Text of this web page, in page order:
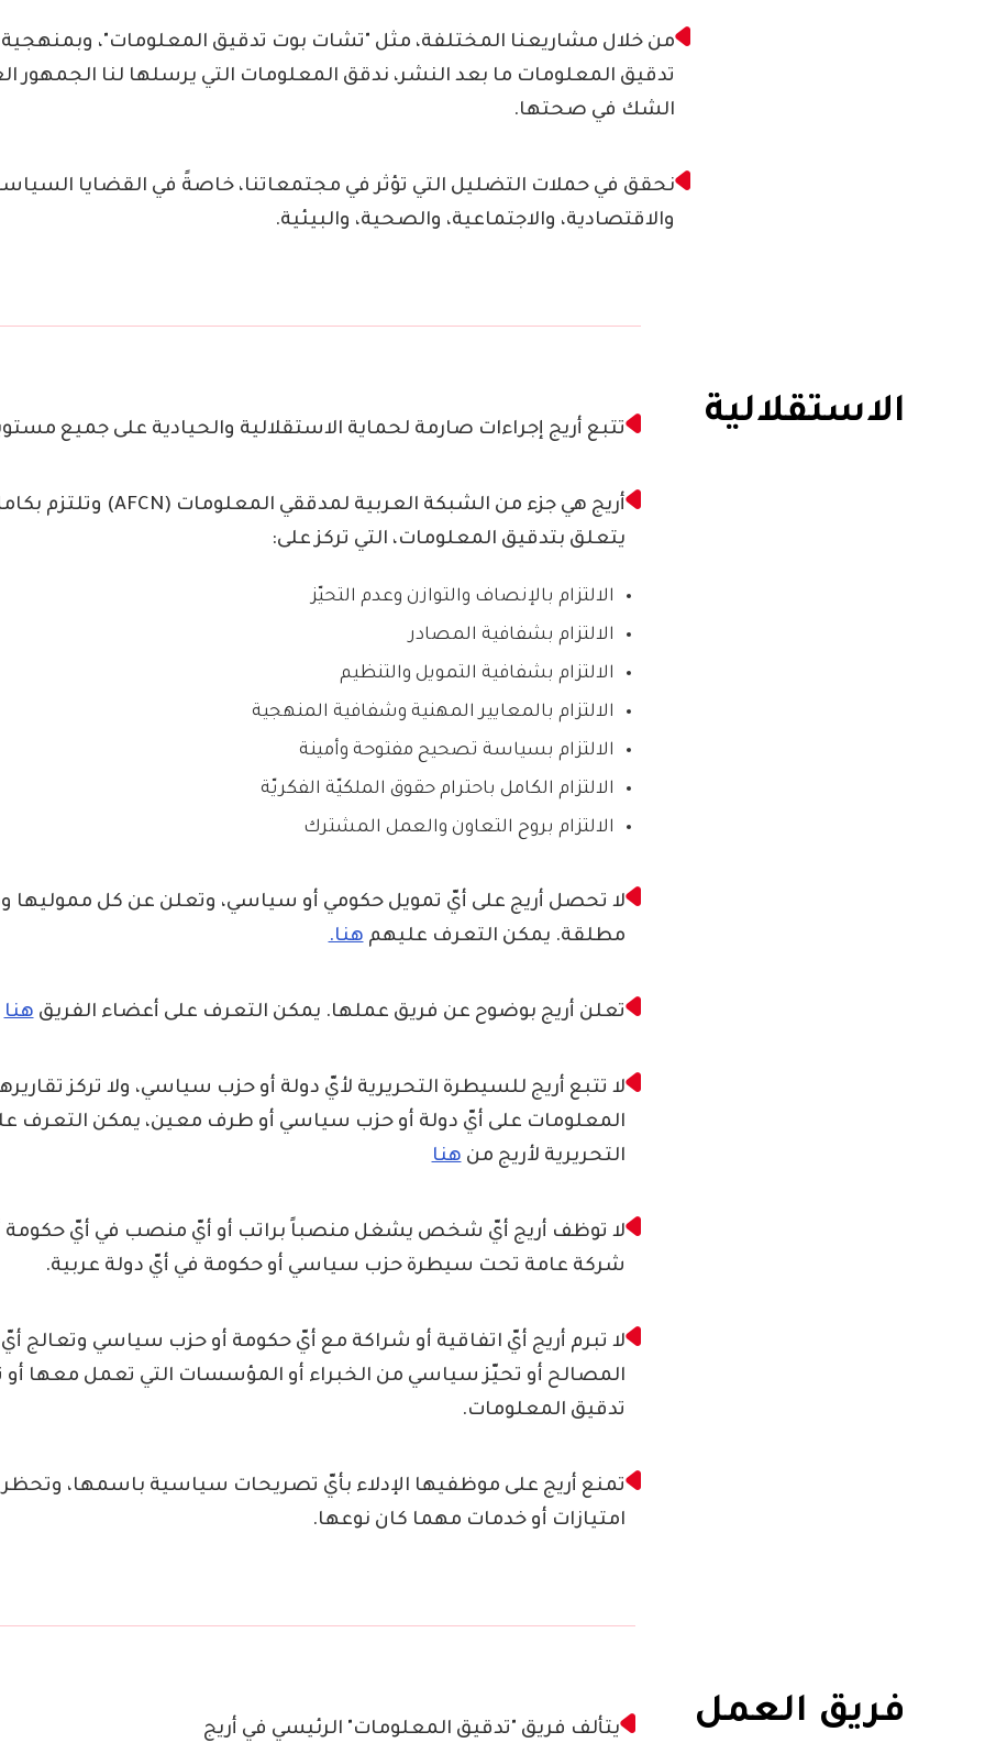
من خلال مشاريعنا المختلفة، مثل "تشات بوت تدقيق المعلومات"،
تدقيق المعلومات ما بعد النشر، ندقق المعلومات التي يرسلها لنا الجمهور
الشك في صحتها.
نحقق في حملات التضليل التي تؤثر في مجتمعاتنا، خاصةً في القضايا
والاقتصادية، والاجتماعية، والصحية، والبيئية.
الاستقلالية تتبع أريج إجراءات صارمة لحماية الاستقلالية والحيادية على جميع
أريج هي جزء من الشبكة العربية لمدققي المعلومات (AFCN) وتلتزم بكامل
يتعلق بتدقيق المعلومات، التي تركز على:
الالتزام بالإنصاف والتوازن وعدم التحيّز
الالتزام بشفافية المصادر
الالتزام بشفافية التمويل والتنظيم
الالتزام بالمعايير المهنية وشفافية المنهجية
الالتزام بسياسة تصحيح مفتوحة وأمينة
الالتزام الكامل باحترام حقوق الملكيّة الفكريّة
الالتزام بروح التعاون والعمل المشترك
لا تحصل أريج على أيّ تمويل حكومي أو سياسي، وتعلن عن كل مموليها
مطلقة. يمكن التعرف عليهمهنا.
تعلن أريج بوضوح عن فريق عملها. يمكن التعرف على أعضاء الفريقهنا
لا تتبع أريج للسيطرة التحريرية لأيّ دولة أو حزب سياسي، ولا تركز
المعلومات على أيّ دولة أو حزب سياسي أو طرف معين، يمكن التعرف
التحريرية لأريج منهنا
لا توظف أريج أيّ شخص يشغل منصباً براتب أو أيّ منصب في أيّ حكومة
شركة عامة تحت سيطرة حزب سياسي أو حكومة في أيّ دولة عربية.
لا تبرم أريج أيّ اتفاقية أو شراكة مع أيّ حكومة أو حزب سياسي وتعالج
المصالح أو تحيّز سياسي من الخبراء أو المؤسسات التي تعمل معها أو
تدقيق المعلومات.
تمنع أريج على موظفيها الإدلاء بأيّ تصريحات سياسية باسمها، وتحظر
امتيازات أو خدمات مهما كان نوعها.
فريق العمل يتألف فريق "تدقيق المعلومات" الرئيسي في أريج